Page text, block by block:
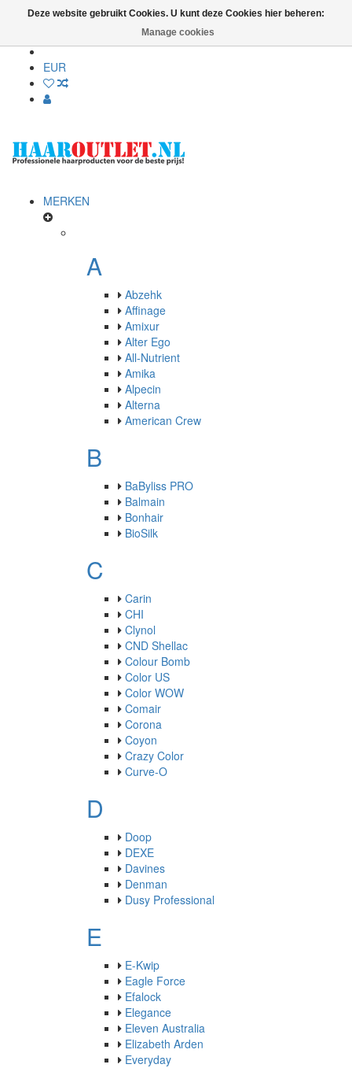
EUR
MERKEN
A
Abzehk
Affinage
Amixur
Alter Ego
All-Nutrient
Amika
Alpecin
Alterna
American Crew
B
BaByliss PRO
Balmain
Bonhair
BioSilk
C
Carin
CHI
Clynol
CND Shellac
Colour Bomb
Color US
Color WOW
Comair
Corona
Coyon
Crazy Color
Curve-O
D
Doop
DEXE
Davines
Denman
Dusy Professional
E
E-Kwip
Eagle Force
Efalock
Elegance
Eleven Australia
Elizabeth Arden
Everyday
Deze website gebruikt Cookies. U kunt deze Cookies hier beheren:
Manage cookies